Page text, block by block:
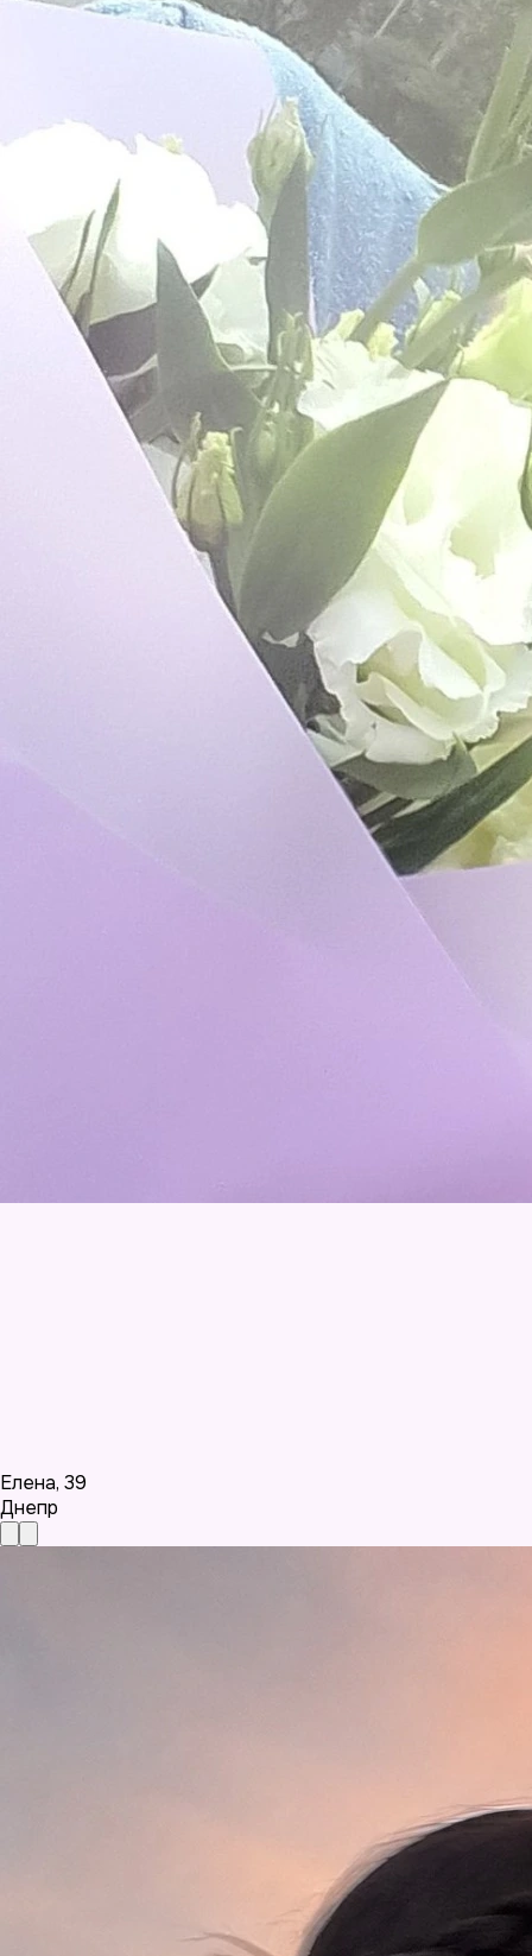
Елена, 39
Днепр